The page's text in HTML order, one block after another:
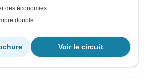
des économies
double
Voir le circuit